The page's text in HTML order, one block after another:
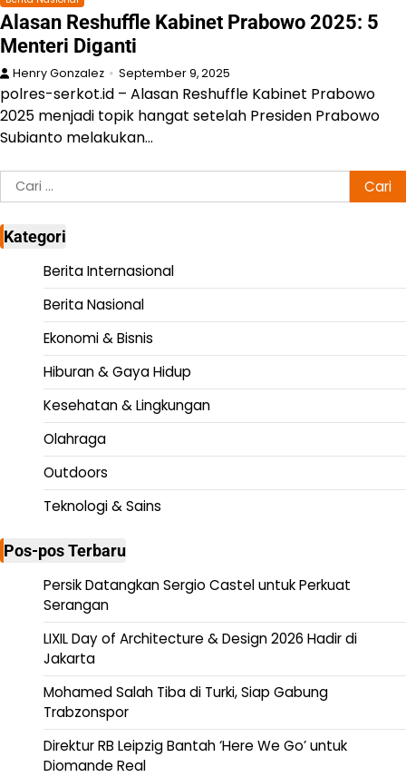
Alasan Reshuffle Kabinet Prabowo 2025: 5
Menteri Diganti
Henry Gonzalez September 9, 2025
polres-serkot.id – Alasan Reshuffle Kabinet Prabowo
2025 menjadi topik hangat setelah Presiden Prabowo
Subianto melakukan…
Cari
untuk:
Kategori
Berita Internasional
Berita Nasional
Ekonomi & Bisnis
Hiburan & Gaya Hidup
Kesehatan & Lingkungan
Olahraga
Outdoors
Teknologi & Sains
Pos-pos Terbaru
Persik Datangkan Sergio Castel untuk Perkuat
Serangan
LIXIL Day of Architecture & Design 2026 Hadir di
Jakarta
Mohamed Salah Tiba di Turki, Siap Gabung
Trabzonspor
Direktur RB Leipzig Bantah ‘Here We Go’ untuk
Diomande Real